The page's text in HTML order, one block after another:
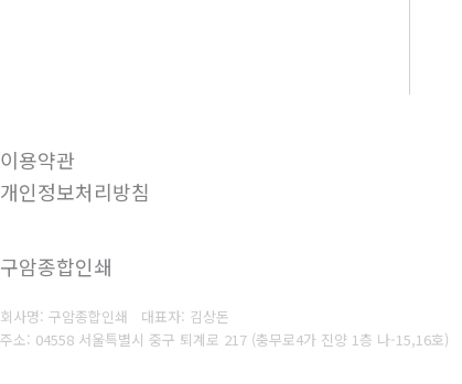
이용약관
개인정보처리방침
구암종합인쇄
회사명: 구암종합인쇄 대표자: 김상돈
주소: 04558 서울특별시 중구 퇴계로 217 (충무로4가 진양 1층 나-15,16호)